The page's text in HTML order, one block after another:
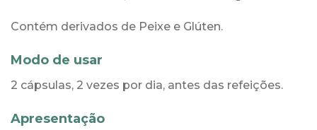
Contém derivados de Peixe e Glúten.
Modo de usar
2 cápsulas, 2 vezes por dia, antes das refeições.
Apresentação